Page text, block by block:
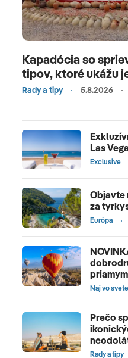
Kapadócia so
tipov, ktoré ukážu
Rady a tipy 5.8.2026
Las
Exclusive
Objavte
za
Európa
Naj vo svete
Prečo
Rady a tipy